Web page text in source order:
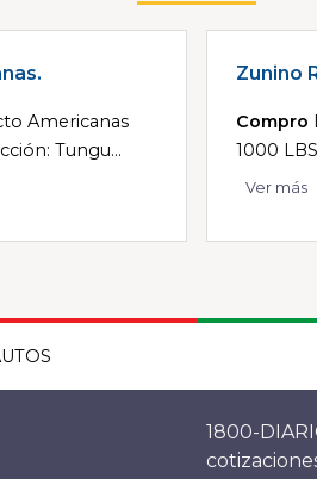
Americanas
Tungu...
Zunino
Compro
1000
Ver más
1800-